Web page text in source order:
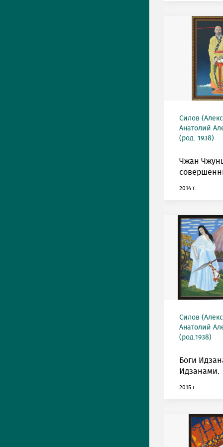
Силов
Анатолий
(род. 1938)
Чжан
2014 г.
Силов
Анатолий
(род.1938)
Боги
Идзанами.
2015 г.